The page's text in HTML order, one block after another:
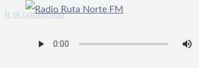
Ir al contenido